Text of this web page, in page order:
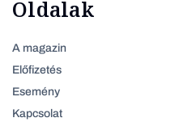
Oldalak
A magazin
Előfizetés
Esemény
Kapcsolat